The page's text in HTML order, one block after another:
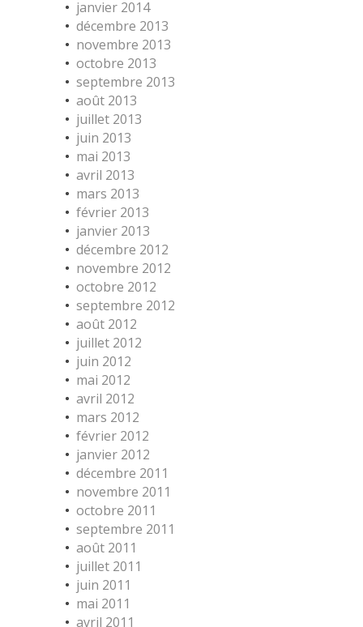
janvier 2014
décembre 2013
novembre 2013
octobre 2013
septembre 2013
août 2013
juillet 2013
juin 2013
mai 2013
avril 2013
mars 2013
février 2013
janvier 2013
décembre 2012
novembre 2012
octobre 2012
septembre 2012
août 2012
juillet 2012
juin 2012
mai 2012
avril 2012
mars 2012
février 2012
janvier 2012
décembre 2011
novembre 2011
octobre 2011
septembre 2011
août 2011
juillet 2011
juin 2011
mai 2011
avril 2011